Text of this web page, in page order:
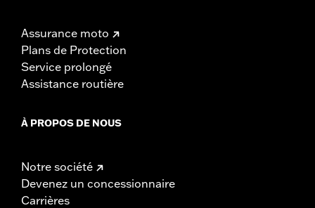
Assurance moto
Plans de Protection
Service prolongé
Assistance routière
À PROPOS DE NOUS
Notre société
Devenez un concessionnaire
Carrières